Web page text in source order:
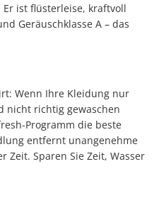
ist flüsterleise, kraftvoll
Geräuschklasse A – das
Wenn Ihre Kleidung nur
nicht richtig gewaschen
Programm die beste
entfernt unangenehme
Zeit. Sparen Sie Zeit, Wasser